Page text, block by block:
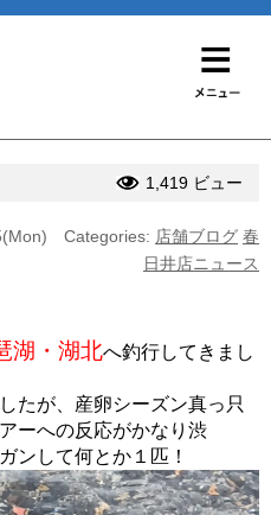
1,419 ビュー
Categories: 店舗ブログ 春
日井店ニュース
湖・湖北へ釣行してきまし
たが、産卵シーズン真っ只
ーへの反応がかなり渋
ンして何とか１匹！